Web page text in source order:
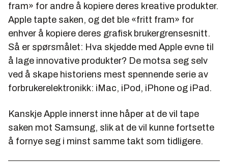
fram» for andre å kopiere deres kreative produkter.
Apple tapte saken, og det ble «fritt fram» for
enhver å kopiere deres grafisk brukergrensesnitt.
Så er spørsmålet: Hva skjedde med Apple evne til
å lage innovative produkter? De motsa seg selv
ved å skape historiens mest spennende serie av
forbrukerelektronikk: iMac, iPod, iPhone og iPad.
Kanskje Apple innerst inne håper at de vil tape
saken mot Samsung, slik at de vil kunne fortsette
å fornye seg i minst samme takt som tidligere.